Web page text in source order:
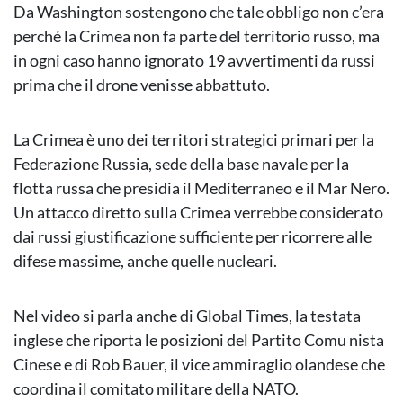
Da Washington sostengono che tale obbligo non c’era
perché la Crimea non fa parte del territorio russo, ma
in ogni caso hanno ignorato 19 avvertimenti da russi
prima che il drone venisse abbattuto.
La Crimea è uno dei territori strategici primari per la
Federazione Russia, sede della base navale per la
flotta russa che presidia il Mediterraneo e il Mar Nero.
Un attacco diretto sulla Crimea verrebbe considerato
dai russi giustificazione sufficiente per ricorrere alle
difese massime, anche quelle nucleari.
Nel video si parla anche di Global Times, la testata
inglese che riporta le posizioni del Partito Comu nista
Cinese e di Rob Bauer, il vice ammiraglio olandese che
coordina il comitato militare della NATO.